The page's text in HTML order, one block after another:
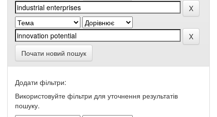
Почати новий пошук
Додати фільтри:
Використовуйте фільтри для уточнення результатів
пошуку.